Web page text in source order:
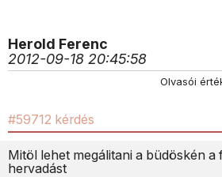
Herold Ferenc
2012-09-18 20:45:58
Olvasói
#59712 kérdés
Mitöl lehet megálitani a büdöskén a
hervadást